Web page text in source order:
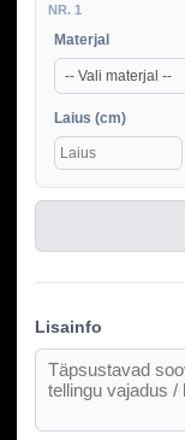
NR. 1
Materjal
Laius (cm)
Lisainfo